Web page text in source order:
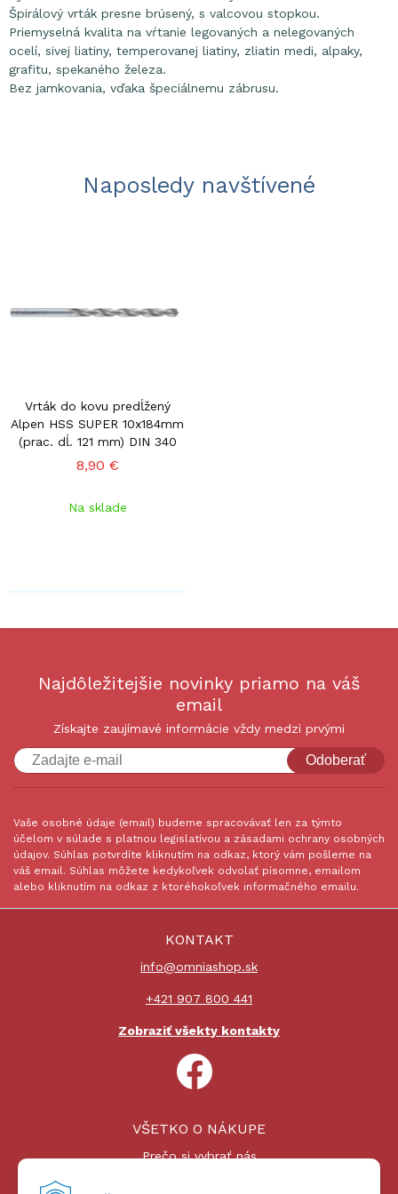
Špirálový vrták presne brúsený, s valcovou stopkou.
Priemyselná kvalita na vŕtanie legovaných a nelegovaných
ocelí, sivej liatiny, temperovanej liatiny, zliatin medi, alpaky,
grafitu, spekaného železa.
Bez jamkovania, vďaka špeciálnemu zábrusu.
Naposledy navštívené
Vrták do kovu predĺžený
Alpen HSS SUPER 10x184mm
(prac. dĺ. 121 mm) DIN 340
8,90 €
Na sklade
Najdôležitejšie novinky priamo na váš
email
Získajte zaujímavé informácie vždy medzi prvými
Odoberať
Vaše osobné údaje (email) budeme spracovávať len za týmto
účelom v súlade s platnou legislatívou a zásadami ochrany osobných
údajov. Súhlas potvrdíte kliknutím na odkaz, ktorý vám pošleme na
váš email. Súhlas môžete kedykoľvek odvolať písomne, emailom
alebo kliknutím na odkaz z ktoréhokoľvek informačného emailu.
KONTAKT
info@omniashop.sk
+421 907 800 441
Zobraziť všekty kontakty
VŠETKO O NÁKUPE
Prečo si vybrať nás